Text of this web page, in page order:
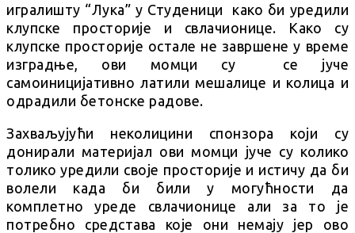
игралишту “Лука” у Студеници како би уредили
клупске просторије и свлачионице. Како су
клупске просторије остале не завршене у време
изградње, ови момци су се јуче
самоиницијативно латили мешалице и колица и
одрадили бетонске радове.
Захваљујући неколицини спонзора који су
донирали материјал ови момци јуче су колико
толико уредили своје просторије и истичу да би
волели када би били у могућности да
комплетно уреде свлачионице али за то је
потребно средстава које они немају јер ово